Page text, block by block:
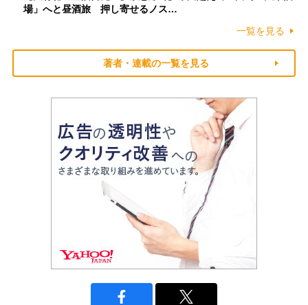
場」へと昼酒旅 押し寄せるノス…
一覧を見る
著者・連載の一覧を見る